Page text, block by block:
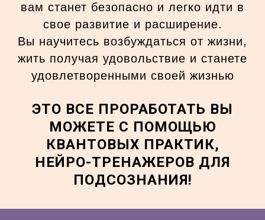
вам станет безопасно и легко идти в
свое развитие и расширение.
Вы научитесь возбуждаться от жизни,
жить получая удовольствие и станете
удовлетворенными своей жизнью
ЭТО ВСЕ ПРОРАБОТАТЬ ВЫ
МОЖЕТЕ С ПОМОЩЬЮ
КВАНТОВЫХ ПРАКТИК,
НЕЙРО-ТРЕНАЖЕРОВ ДЛЯ
ПОДСОЗНАНИЯ!